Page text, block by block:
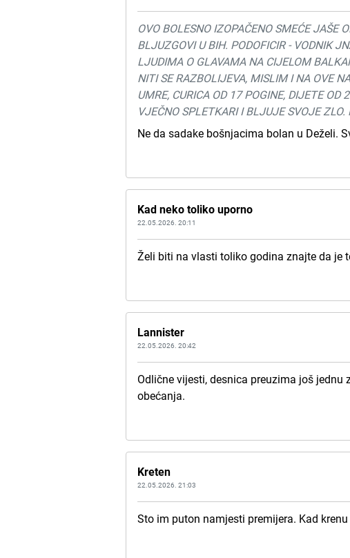
OVO BOLESNO IZOPAČENO SMEĆE JAŠE
BLJUZGOVI U BIH. PODOFICIR - VODNIK
LJUDIMA O GLAVAMA NA CIJELOM
NITI SE RAZBOLIJEVA, MISLIM I NA OVE
UMRE, CURICA OD 17 POGINE, DIJETE
VJEČNO SPLETKARI I BLJUJE SVOJE
Ne da sadake bošnjacima bolan u Deželi.
Kad neko toliko uporno
22.05.2026. 20:11
Želi biti na vlasti toliko godina znajte da je
Lannister
22.05.2026. 20:42
Odlične vijesti, desnica preuzima još
obećanja.
Kreten
22.05.2026. 21:03
Sto im puton namjesti premijera. Kad